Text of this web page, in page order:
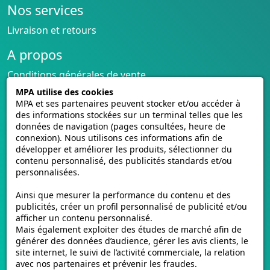
Naviguez sur notre site
pour découvrir notre sélection de
d'immatriculation homologuées
pour automobiles et motos. Notre expertise se
focalise sur la vente et la personnalisation de
plaques d'immatriculation répondant aux normes
en vigueur. Plus qu'un simple élément administratif,
la plaque d'immatriculation représente également
l'identité de votre véhicule sur la route. Elle permet
aux autorités et aux autres conducteurs d'identifier
rapidement votre voiture. Faites le choix d'une
plaque reflétant votre style tout en respectant la
légalité. Optez entre les plaques standards délivrées
par l'État et les plaques personnalisées offrant
davantage de liberté en termes de style et de
combinaisons de caractères.
Nos services
Livraison et retours
A propos
Conditions générales de vente
CGU cagnotte
Politique de cookies
Homologation des plaques
Vidéos de pose
Contactez-nous
Avis clients
www.e-mmat.fr
440 Rue de la Pièce Léger
21160 Marsannay-la-Côte, FRANCE
Email :support@e-mmat.fr
MPA utilise des cookies
MPA et ses partenaires peuvent stocker et/ou accéder à
des informations stockées sur un terminal telles que les
données de navigation (pages consultées, heure de
connexion). Nous utilisons ces informations afin de
développer et améliorer les produits, sélectionner du
contenu personnalisé, des publicités standards et/ou
personnalisées.
Ainsi que mesurer la performance du contenu et des
publicités, créer un profil personnalisé de publicité et/ou
afficher un contenu personnalisé.
Mais également exploiter des études de marché afin de
générer des données d’audience, gérer les avis clients, le
site internet, le suivi de l’activité commerciale, la relation
avec nos partenaires et prévenir les fraudes.